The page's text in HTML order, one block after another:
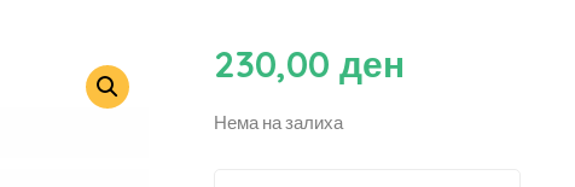
230,00 ден
Нема на залиха